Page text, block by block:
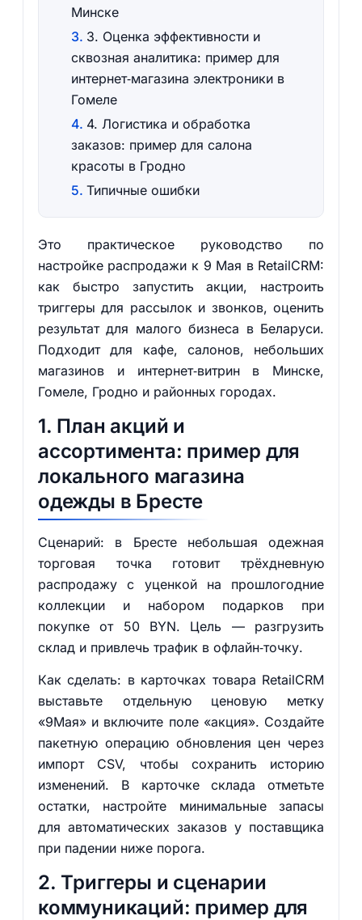
Минске
3. Оценка эффективности и
сквозная аналитика: пример для
интернет‑магазина электроники в
Гомеле
4. Логистика и обработка
заказов: пример для салона
красоты в Гродно
Типичные ошибки
Это практическое руководство по
настройке распродажи к 9 Мая в RetailCRM:
как быстро запустить акции, настроить
триггеры для рассылок и звонков, оценить
результат для малого бизнеса в Беларуси.
Подходит для кафе, салонов, небольших
магазинов и интернет‑витрин в Минске,
Гомеле, Гродно и районных городах.
1. План акций и
ассортимента: пример для
локального магазина
одежды в Бресте
Сценарий: в Бресте небольшая одежная
торговая точка готовит трёхдневную
распродажу с уценкой на прошлогодние
коллекции и набором подарков при
покупке от 50 BYN. Цель — разгрузить
склад и привлечь трафик в офлайн‑точку.
Как сделать: в карточках товара RetailCRM
выставьте отдельную ценовую метку
«9Мая» и включите поле «акция». Создайте
пакетную операцию обновления цен через
импорт CSV, чтобы сохранить историю
изменений. В карточке склада отметьте
остатки, настройте минимальные запасы
для автоматических заказов у поставщика
при падении ниже порога.
2. Триггеры и сценарии
коммуникаций: пример для